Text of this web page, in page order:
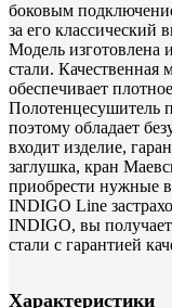
боковым
за его классический
Модель изготовлена
стали. Качественная
обеспечивает
Полотенцесушитель
поэтому обладает
входит изделие,
заглушка, кран
приобрести нужные
INDIGO Line
INDIGO, вы
стали с гарантией
Характеристики